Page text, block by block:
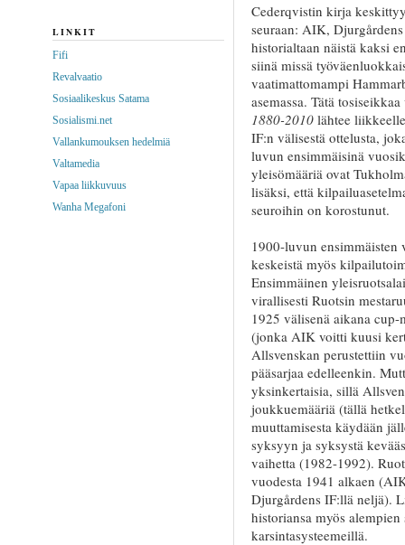
Cederqvistin kirja
seuraan: AIK,
historialtaan näistä kaksi
siinä missä
vaatimattomampi
asemassa. Tätä
1880-2010lähtee
IF:n välisestä ottelusta,
luvun ensimmäisinä
yleisömääriä ovat
lisäksi, että
seuroihin on korostunut.
1900-luvun ensimmäisten
keskeistä myös
Ensimmäinen
virallisesti Ruotsin
1925 välisenä aikana cup-
(jonka AIK voitti kuusi
Allsvenskan perustettiin
pääsarjaa edelleenkin.
yksinkertaisia, sillä
joukkuemääriä (tällä
muuttamisesta käydään
syksyyn ja syksystä
vaihetta (1982-1992).
vuodesta 1941 alkaen
Djurgårdens IF:llä neljä).
historiansa myös
karsintasysteemeillä.
LINKIT
Fifi
Revalvaatio
Sosiaalikeskus Satama
Sosialismi.net
Vallankumouksen hedelmiä
Valtamedia
Vapaa liikkuvuus
Wanha Megafoni